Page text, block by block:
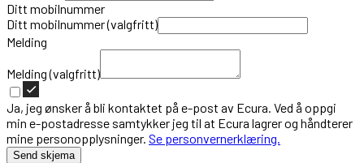
Ditt mobilnummer
Ditt mobilnummer (valgfritt)
Melding
Melding (valgfritt)
Ja, jeg ønsker å bli kontaktet på e-post av Ecura. Ved å oppgi
min e-postadresse samtykker jeg til at Ecura lagrer og håndterer
mine personopplysninger. Se personvernerklæring.
Send skjema